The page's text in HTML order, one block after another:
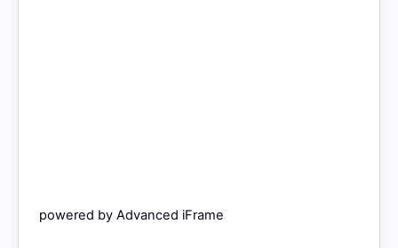
powered by Advanced iFrame